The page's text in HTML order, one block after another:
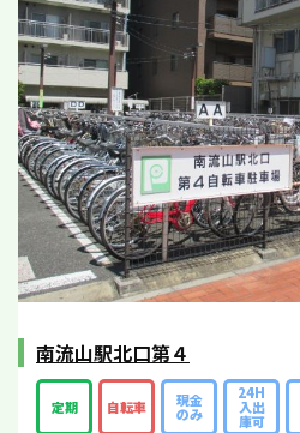
南流山駅北口第４
定期 自転車 現金
のみ
24H
入出
庫可